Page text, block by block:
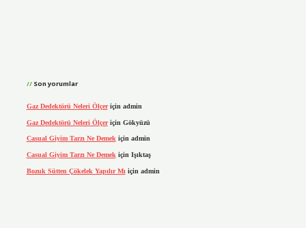
Son yorumlar
Gaz Dedektörü Neleri Ölçeriçin admin
Gaz Dedektörü Neleri Ölçeriçin Gökyüzü
Casual Giyim Tarzı Ne Demekiçin admin
Casual Giyim Tarzı Ne Demek için Işıktaş
Bozuk Sütten Çökelek Yapılır Mı için admin